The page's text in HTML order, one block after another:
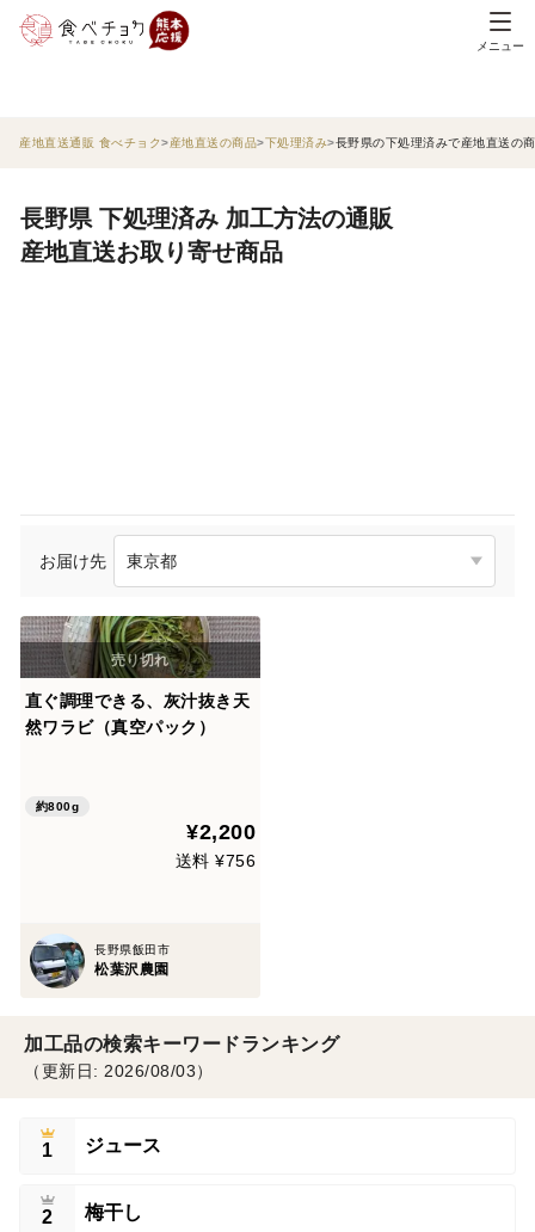
メニュー
産地直送通販 食べチョク 産地直送の商品 下処理済み 長野県の下処理済みで産地直送の
長野県 下処理済み 加工方法の通販
産地直送お取り寄せ商品
お届け先
直ぐ調理できる、灰汁抜き天
然ワラビ（真空パック）
約800g
¥2,200
送料 ¥756
長野県飯田市
松葉沢農園
加工品の検索キーワードランキング
（更新日: 2026/08/03）
1 ジュース
2 梅干し